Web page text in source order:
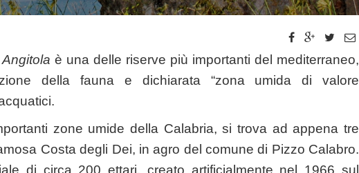
è una delle riserve più importanti del mediterraneo,
della fauna e dichiarata “zona umida di valore
zone umide della Calabria, si trova ad appena tre
Costa degli Dei, in agro del comune di Pizzo Calabro.
di circa 200 ettari, creato artificialmente nel 1966 sul